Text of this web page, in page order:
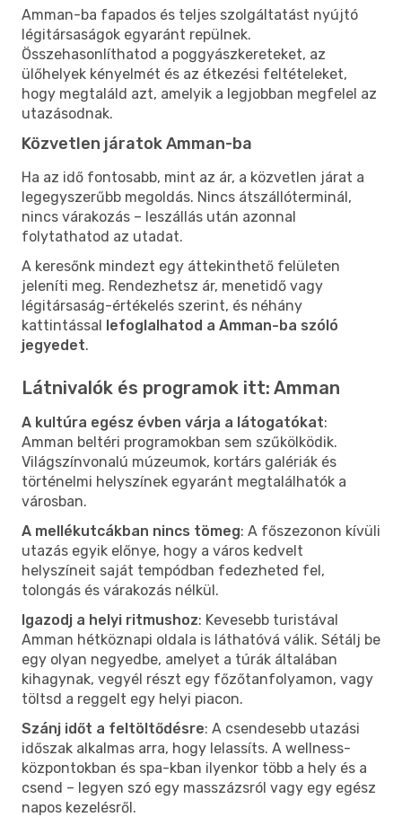
Amman-ba fapados és teljes szolgáltatást nyújtó
légitársaságok egyaránt repülnek.
Összehasonlíthatod a poggyászkereteket, az
ülőhelyek kényelmét és az étkezési feltételeket,
hogy megtaláld azt, amelyik a legjobban megfelel az
utazásodnak.
Közvetlen járatok Amman-ba
Ha az idő fontosabb, mint az ár, a közvetlen járat a
legegyszerűbb megoldás. Nincs átszállóterminál,
nincs várakozás – leszállás után azonnal
folytathatod az utadat.
A keresőnk mindezt egy áttekinthető felületen
jeleníti meg. Rendezhetsz ár, menetidő vagy
légitársaság-értékelés szerint, és néhány
kattintással lefoglalhatod a Amman-ba szóló
jegyedet.
Látnivalók és programok itt: Amman
A kultúra egész évben várja a látogatókat:
Amman beltéri programokban sem szűkölködik.
Világszínvonalú múzeumok, kortárs galériák és
történelmi helyszínek egyaránt megtalálhatók a
városban.
A mellékutcákban nincs tömeg: A főszezonon kívüli
utazás egyik előnye, hogy a város kedvelt
helyszíneit saját tempódban fedezheted fel,
tolongás és várakozás nélkül.
Igazodj a helyi ritmushoz: Kevesebb turistával
Amman hétköznapi oldala is láthatóvá válik. Sétálj be
egy olyan negyedbe, amelyet a túrák általában
kihagynak, vegyél részt egy főzőtanfolyamon, vagy
töltsd a reggelt egy helyi piacon.
Szánj időt a feltöltődésre: A csendesebb utazási
időszak alkalmas arra, hogy lelassíts. A wellness-
központokban és spa-kban ilyenkor több a hely és a
csend – legyen szó egy masszázsról vagy egy egész
napos kezelésről.